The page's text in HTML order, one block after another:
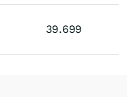
39.699